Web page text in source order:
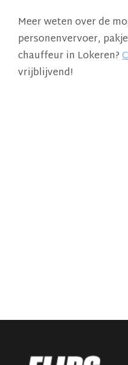
Meer weten over de
personenvervoer,
chauffeur in Lokeren?
vrijblijvend!